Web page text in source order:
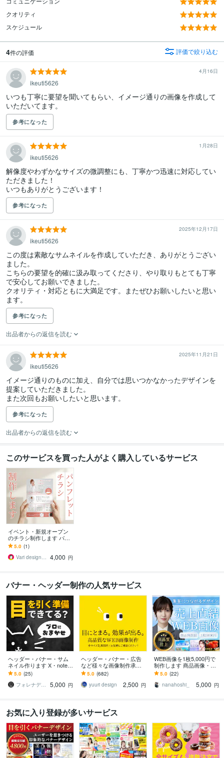
クオリティ
スケジュール
4件の評価 評価で絞り込む
4月16日
ikeuti5626
いつも丁寧に要望を聞いてもらい、イメージ通りの画像を作成して
いただいてます。
参考になった
1月28日
ikeuti5626
解像度やわずかなサイズの微調整にも、丁寧かつ迅速に対応してい
ただきました！
いつもありがとうございます！
参考になった
2025年12月17日
ikeuti5626
この度は素敵なサムネイルを作成していただき、ありがとうござい
ました。
こちらの要望を的確に汲み取ってくださり、やり取りもとても丁寧
で安心してお願いできました。
クオリティ・対応ともに大満足です。またぜひお願いしたいと思い
ます。
参考になった
出品者からの返信を読む
2025年11月21日
ikeuti5626
イメージ通りのものに加え、自分では思いつかなかったデザインを
提案していただきました。
また次回もお願いしたいと思います。
参考になった
出品者からの返信を読む
このサービスを買った人がよく購入しているサービス
イベント・新規オープン
のチラシ制作します パン
フレット、メニュー表な
ども対応
5.0 (1)
Vari design｜ めぐみ 4,000 円
バナー・ヘッダー制作の人気サービス
ヘッダー・バナー・サム
ネイル作ります X・note・
Brain・インスタ・広告
【親しみ特化】
5.0 (25)
フォレナデザイン
5,000 円
ヘッダー・バナー・広告
など様々な画像制作承り
ます 【ライトプラン】高
品質・低価格で理想のデ
ザインをお届けします
5.0 (682)
yuuri design
2,500 円
WEB画像を1枚5,000円で
制作します 商品画像・広
告・SNSに対応。伝わ
る、選ばれるデザイン
を。
5.0 (22)
nanahoshi_
5,000 円
お気に入り登録が多いサービス